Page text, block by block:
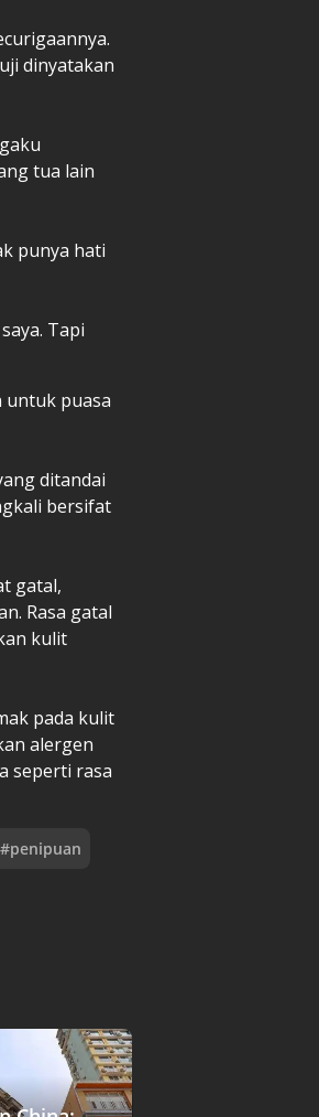
dinyatakan
tua lain
punya hati
Tapi
untuk puasa
ditandai
bersifat
gatal,
Rasa gatal
kulit
pada kulit
alergen
seperti rasa
#penipuan